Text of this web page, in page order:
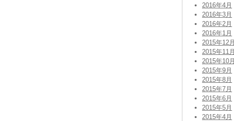
2016年4月
2016年3月
2016年2月
2016年1月
2015年12月
2015年11月
2015年10月
2015年9月
2015年8月
2015年7月
2015年6月
2015年5月
2015年4月